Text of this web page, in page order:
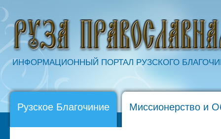
ИНФОРМАЦИОННЫЙ ПОРТАЛ РУЗСКОГО
Рузское Благочиние Миссионерство и